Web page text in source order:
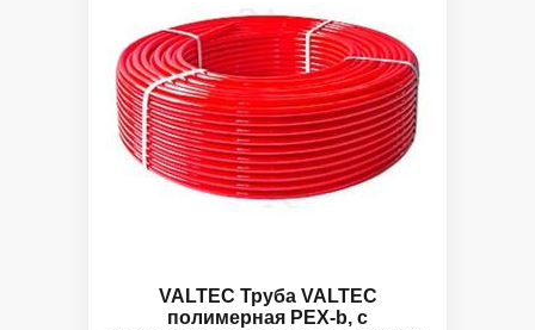
VALTEC Труба VALTEC
полимерная PEX-b, c